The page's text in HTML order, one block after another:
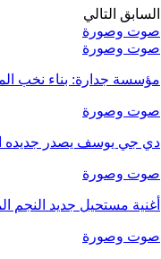
السابق التالي
صوت وصورة
صوت وصورة
مؤسسة جدارة: بناء نخب
صوت وصورة
دي جي يوسف يصدر جديده
صوت وصورة
أغنية مستحيل جديد النجم
صوت وصورة